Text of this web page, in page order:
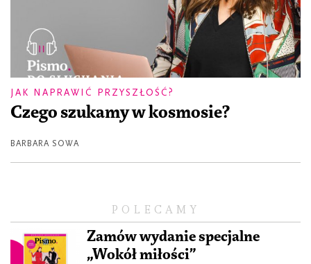
POLECAMY
Zamów wydanie specjalne
„Wokół miłości”
JAK NAPRAWIĆ PRZYSZŁOŚĆ?
Czego szukamy w kosmosie?
BARBARA SOWA